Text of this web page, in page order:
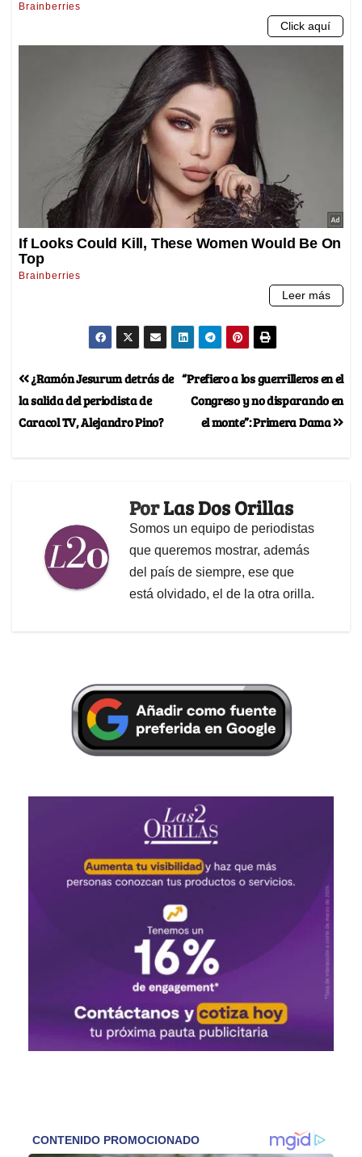
“Prefiero a los guerrilleros en el
Congreso y no disparando en
el monte”: Primera Dama
¿Ramón Jesurum detrás de
la salida del periodista de
Caracol TV, Alejandro Pino?
PorLas Dos Orillas
Somos un equipo de periodistas
que queremos mostrar, además
del país de siempre, ese que
está olvidado, el de la otra orilla.